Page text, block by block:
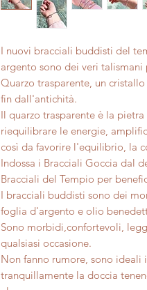
I nuovi bracciali buddisti del
argento sono dei veri
Quarzo trasparente, un
fin dall'antichità.
Il quarzo trasparente è la
riequilibrare le energie,
così da favorire l'equilibrio, la
Indossa i Bracciali Goccia dal
Bracciali del Tempio per
I bracciali buddisti sono dei
foglia d'argento e olio
Sono morbidi,confortevoli,
qualsiasi occasione.
Non fanno rumore, sono
tranquillamente la doccia